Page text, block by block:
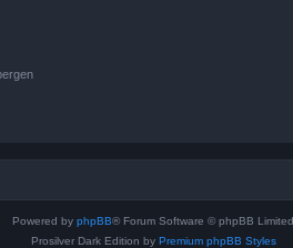
Powered by phpBB® Forum Software © phpBB Limited
Prosilver Dark Edition by Premium phpBB Styles